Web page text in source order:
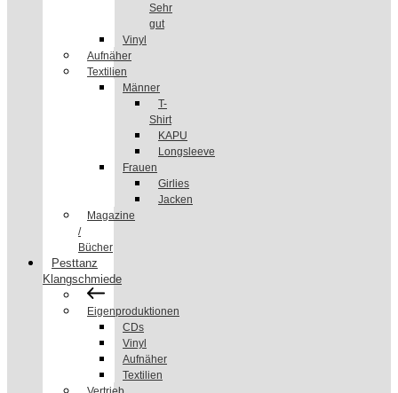
Sehr
gut
Vinyl
Aufnäher
Textilien
Männer
T-
Shirt
KAPU
Longsleeve
Frauen
Girlies
Jacken
Magazine
/
Bücher
Pesttanz
Klangschmiede
Eigenproduktionen
CDs
Vinyl
Aufnäher
Textilien